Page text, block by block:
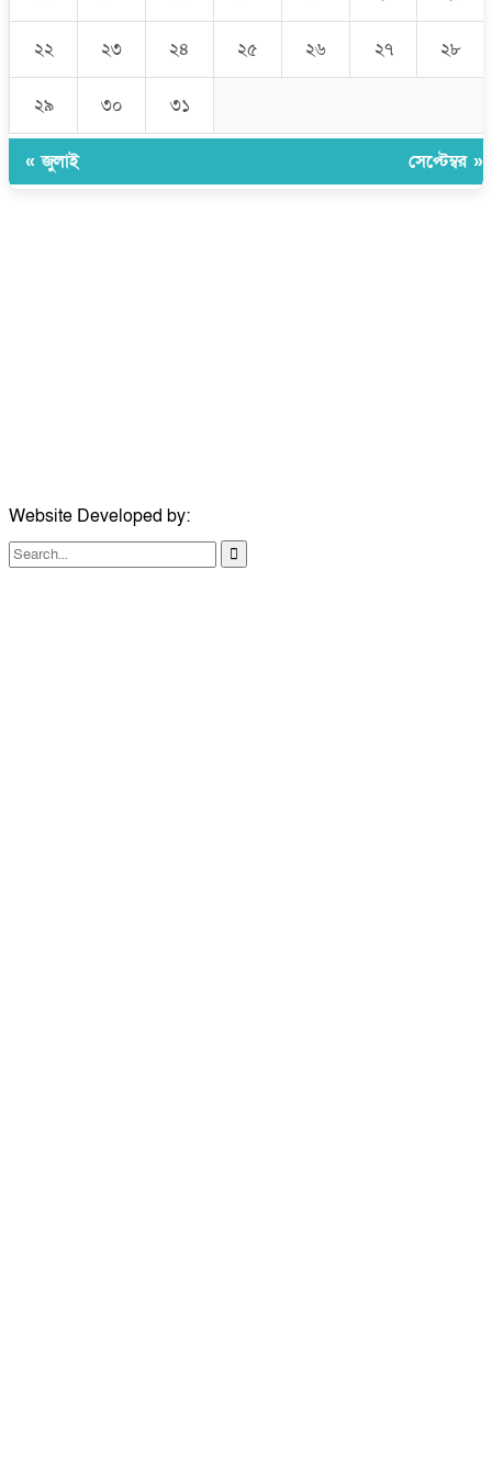
২২ ২৩ ২৪ ২৫ ২৬ ২৭ ২৮
২৯ ৩০ ৩১
« জুলাই সেপ্টেম্বর »
Website Developed by: